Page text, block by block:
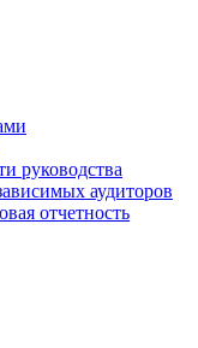
руководства
аудиторов
отчетность